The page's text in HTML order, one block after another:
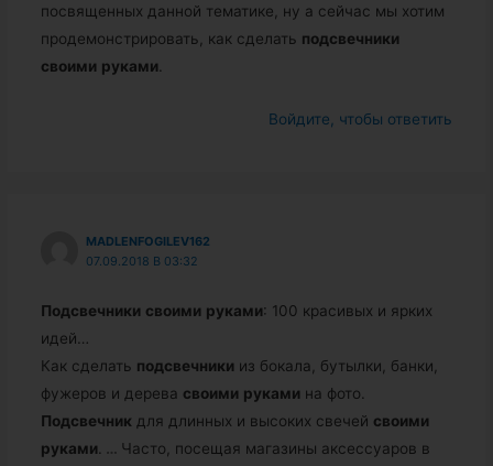
посвященных данной тематике, ну а сейчас мы хотим
продемонстрировать, как сделать подсвечники
своими руками
Войдите, чтобы ответить
MADLENFOGILEV162
07.09.2018 В 03:32
Подсвечники своими руками: 100 красивых и ярких
идей…
Как сделать подсвечники из бокала, бутылки, банки,
фужеров и дерева своими руками на фото.
Подсвечник для длинных и высоких свечей своими
руками
… Часто, посещая магазины аксессуаров в